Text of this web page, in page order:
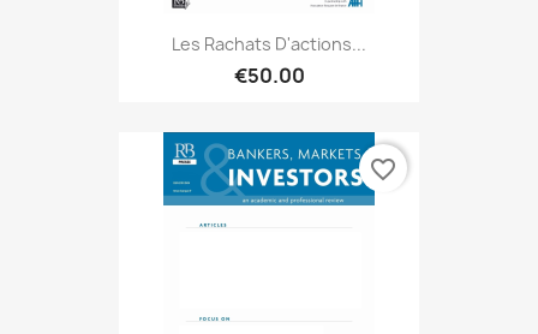
Les Rachats D'actions...
€50.00
favorite_border